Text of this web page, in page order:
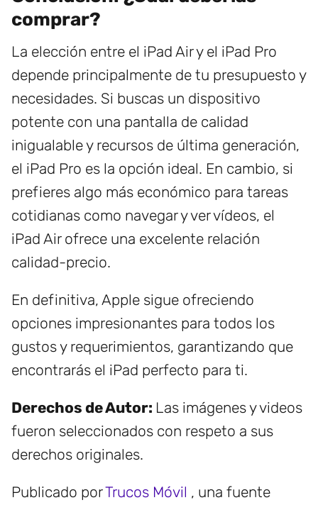
comprar?
La elección entre el iPad Air y el iPad Pro
depende principalmente de tu presupuesto y
necesidades. Si buscas un dispositivo
potente con una pantalla de calidad
inigualable y recursos de última generación,
el iPad Pro es la opción ideal. En cambio, si
prefieres algo más económico para tareas
cotidianas como navegar y ver vídeos, el
iPad Air ofrece una excelente relación
calidad-precio.
En definitiva, Apple sigue ofreciendo
opciones impresionantes para todos los
gustos y requerimientos, garantizando que
encontrarás el iPad perfecto para ti.
Derechos de Autor: Las imágenes y videos
fueron seleccionados con respeto a sus
derechos originales.
Publicado porTrucos Móvil , una fuente